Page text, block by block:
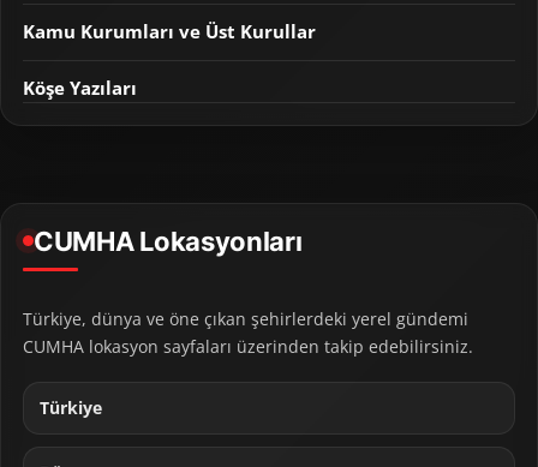
Kamu Kurumları ve Üst Kurullar
Köşe Yazıları
CUMHA Lokasyonları
Türkiye, dünya ve öne çıkan şehirlerdeki yerel gündemi
CUMHA lokasyon sayfaları üzerinden takip edebilirsiniz.
Türkiye